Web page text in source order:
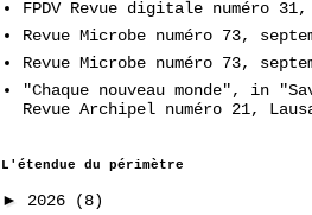
FPDV Revue digitale numéro
Revue Microbe numéro 73,
Revue Microbe numéro 73,
"Chaque nouveau monde", in
Revue Archipel numéro 21,
L'étendue du périmètre
► 2026
(8)